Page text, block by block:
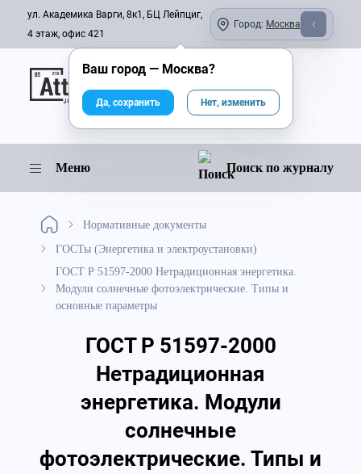
ул. Академика Варги, 8к1, БЦ Лейпциг,
4 этаж, офис 421
Город: Москва
Онлайн-журнал
Меню Поиск по журналу
Нормативные документы
ГОСТы (Энергетика и электроустановки)
ГОСТ Р 51597-2000 Нетрадиционная энергетика.
Модули солнечные фотоэлектрические. Типы и
основные параметры
ГОСТ Р 51597-2000
Нетрадиционная
энергетика. Модули
солнечные
фотоэлектрические. Типы и
Ваш город — Москва?
Да, сохранить Нет, изменить